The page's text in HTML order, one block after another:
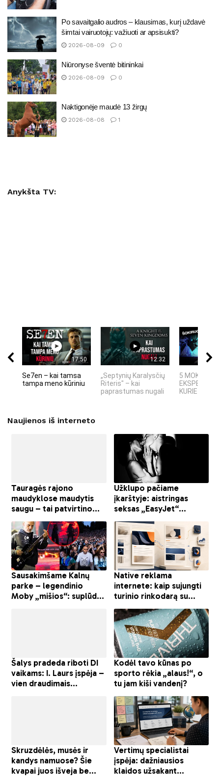
Po savaitgalio audros – klausimas, kurį uždavė
šimtai vairuotojų: važiuoti ar apsisukti?
2026-08-09 0
Niūronyse šventė bitininkai
2026-08-09 0
Naktigonėje maudė 13 žirgų
2026-08-08 1
Anykšta TV:
17:50
Se7en – kai tamsa
tampa meno kūriniu
12:32
„Septynių Karalysčių
Riteris" – kai
paprastumas nugali
5 MOKSLINIAI
KURIE
Naujienos iš interneto